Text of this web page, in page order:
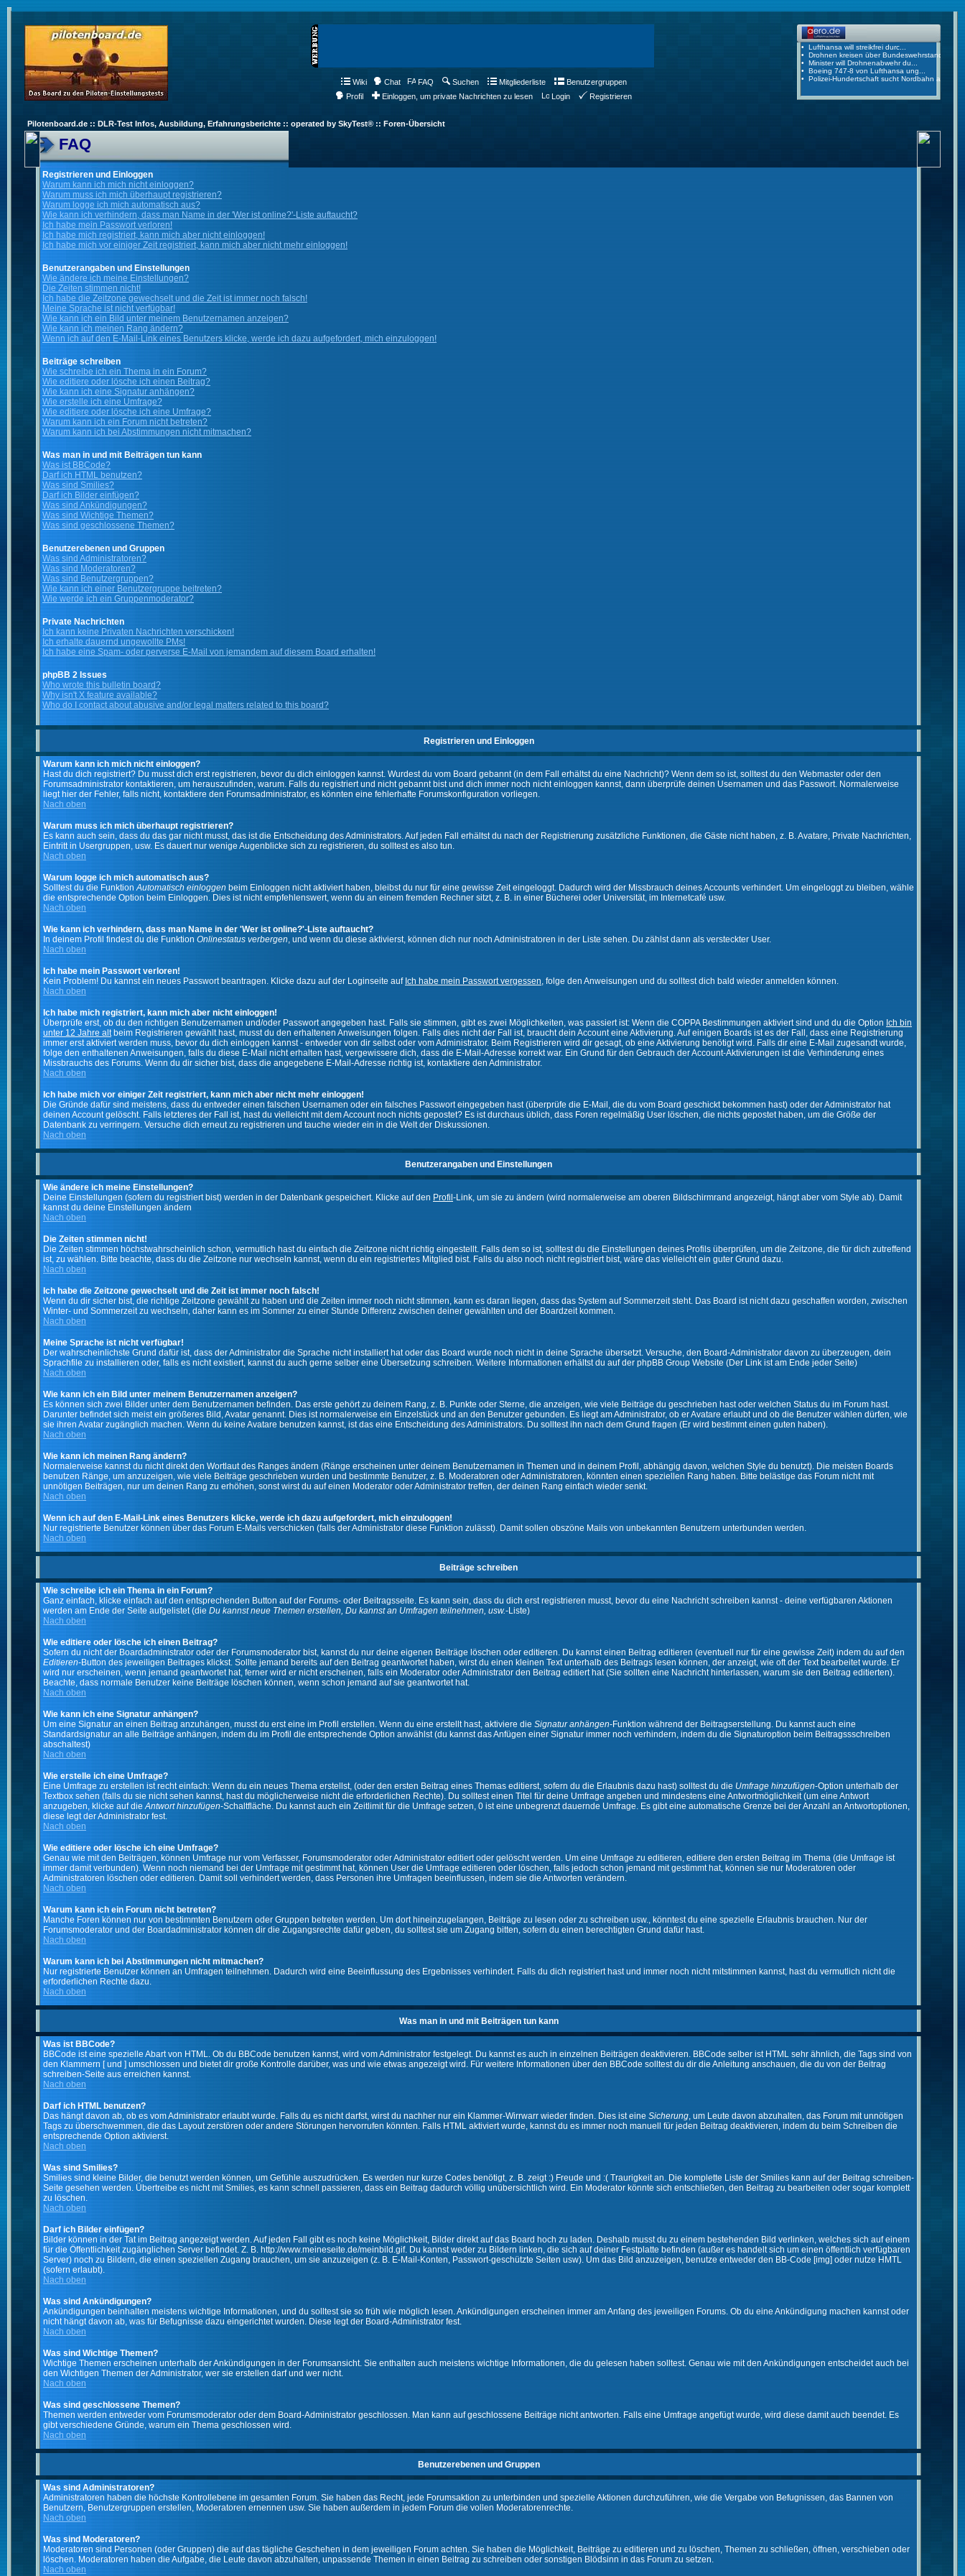
Wiki Chat FAQ Suchen Mitgliederliste
Benutzergruppen
Profil
Einloggen, um private Nachrichten zu lesen Login Registrieren
Pilotenboard.de :: DLR-Test Infos, Ausbildung, Erfahrungsberichte :: operated by SkyTest® :: Foren-Übersicht
FAQ
Registrieren und Einloggen
Warum kann ich mich nicht einloggen?
Warum muss ich mich überhaupt registrieren?
Warum logge ich mich automatisch aus?
Wie kann ich verhindern, dass man Name in der 'Wer ist online?'-Liste auftaucht?
Ich habe mein Passwort verloren!
Ich habe mich registriert, kann mich aber nicht einloggen!
Ich habe mich vor einiger Zeit registriert, kann mich aber nicht mehr einloggen!
Benutzerangaben und Einstellungen
Wie ändere ich meine Einstellungen?
Die Zeiten stimmen nicht!
Ich habe die Zeitzone gewechselt und die Zeit ist immer noch falsch!
Meine Sprache ist nicht verfügbar!
Wie kann ich ein Bild unter meinem Benutzernamen anzeigen?
Wie kann ich meinen Rang ändern?
Wenn ich auf den E-Mail-Link eines Benutzers klicke, werde ich dazu aufgefordert, mich einzuloggen!
Beiträge schreiben
Wie schreibe ich ein Thema in ein Forum?
Wie editiere oder lösche ich einen Beitrag?
Wie kann ich eine Signatur anhängen?
Wie erstelle ich eine Umfrage?
Wie editiere oder lösche ich eine Umfrage?
Warum kann ich ein Forum nicht betreten?
Warum kann ich bei Abstimmungen nicht mitmachen?
Was man in und mit Beiträgen tun kann
Was ist BBCode?
Darf ich HTML benutzen?
Was sind Smilies?
Darf ich Bilder einfügen?
Was sind Ankündigungen?
Was sind Wichtige Themen?
Was sind geschlossene Themen?
Benutzerebenen und Gruppen
Was sind Administratoren?
Was sind Moderatoren?
Was sind Benutzergruppen?
Wie kann ich einer Benutzergruppe beitreten?
Wie werde ich ein Gruppenmoderator?
Private Nachrichten
Ich kann keine Privaten Nachrichten verschicken!
Ich erhalte dauernd ungewollte PMs!
Ich habe eine Spam- oder perverse E-Mail von jemandem auf diesem Board erhalten!
phpBB 2 Issues
Who wrote this bulletin board?
Why isn't X feature available?
Who do I contact about abusive and/or legal matters related to this board?
Registrieren und Einloggen
Warum kann ich mich nicht einloggen?
Hast du dich registriert? Du musst dich erst registrieren, bevor du dich einloggen kannst. Wurdest du vom Board gebannt (in dem Fall erhältst du eine Nachricht)? Wenn dem so ist, solltest du den Webmaster oder den
Forumsadministrator kontaktieren, um herauszufinden, warum. Falls du registriert und nicht gebannt bist und dich immer noch nicht einloggen kannst, dann überprüfe deinen Usernamen und das Passwort. Normalerweise
liegt hier der Fehler, falls nicht, kontaktiere den Forumsadministrator, es könnten eine fehlerhafte Forumskonfiguration vorliegen.
Nach oben
Warum muss ich mich überhaupt registrieren?
Es kann auch sein, dass du das gar nicht musst, das ist die Entscheidung des Administrators. Auf jeden Fall erhältst du nach der Registrierung zusätzliche Funktionen, die Gäste nicht haben, z. B. Avatare, Private Nachrichten,
Eintritt in Usergruppen, usw. Es dauert nur wenige Augenblicke sich zu registrieren, du solltest es also tun.
Nach oben
Warum logge ich mich automatisch aus?
Solltest du die FunktionAutomatisch einloggen beim Einloggen nicht aktiviert haben, bleibst du nur für eine gewisse Zeit eingeloggt. Dadurch wird der Missbrauch deines Accounts verhindert. Um eingeloggt zu bleiben, wähle
die entsprechende Option beim Einloggen. Dies ist nicht empfehlenswert, wenn du an einem fremden Rechner sitzt, z. B. in einer Bücherei oder Universität, im Internetcafé usw.
Nach oben
Wie kann ich verhindern, dass man Name in der 'Wer ist online?'-Liste auftaucht?
In deinem Profil findest du die Funktion Onlinestatus verbergen, und wenn du diese aktivierst, können dich nur noch Administratoren in der Liste sehen. Du zählst dann als versteckter User.
Nach oben
Ich habe mein Passwort verloren!
Kein Problem! Du kannst ein neues Passwort beantragen. Klicke dazu auf der Loginseite auf Ich habe mein Passwort vergessen, folge den Anweisungen und du solltest dich bald wieder anmelden können.
Nach oben
Ich habe mich registriert, kann mich aber nicht einloggen!
Überprüfe erst, ob du den richtigen Benutzernamen und/oder Passwort angegeben hast. Falls sie stimmen, gibt es zwei Möglichkeiten, was passiert ist: Wenn die COPPA Bestimmungen aktiviert sind und du die Option Ich bin
unter 12 Jahre altbeim Registrieren gewählt hast, musst du den erhaltenen Anweisungen folgen. Falls dies nicht der Fall ist, braucht dein Account eine Aktivierung. Auf einigen Boards ist es der Fall, dass eine Registrierung
immer erst aktiviert werden muss, bevor du dich einloggen kannst - entweder von dir selbst oder vom Administrator. Beim Registrieren wird dir gesagt, ob eine Aktivierung benötigt wird. Falls dir eine E-Mail zugesandt wurde,
folge den enthaltenen Anweisungen, falls du diese E-Mail nicht erhalten hast, vergewissere dich, dass die E-Mail-Adresse korrekt war. Ein Grund für den Gebrauch der Account-Aktivierungen ist die Verhinderung eines
Missbrauchs des Forums. Wenn du dir sicher bist, dass die angegebene E-Mail-Adresse richtig ist, kontaktiere den Administrator.
Nach oben
Ich habe mich vor einiger Zeit registriert, kann mich aber nicht mehr einloggen!
Die Gründe dafür sind meistens, dass du entweder einen falschen Usernamen oder ein falsches Passwort eingegeben hast (überprüfe die E-Mail, die du vom Board geschickt bekommen hast) oder der Administrator hat
deinen Account gelöscht. Falls letzteres der Fall ist, hast du vielleicht mit dem Account noch nichts gepostet? Es ist durchaus üblich, dass Foren regelmäßig User löschen, die nichts gepostet haben, um die Größe der
Datenbank zu verringern. Versuche dich erneut zu registrieren und tauche wieder ein in die Welt der Diskussionen.
Nach oben
Benutzerangaben und Einstellungen
Wie ändere ich meine Einstellungen?
Deine Einstellungen (sofern du registriert bist) werden in der Datenbank gespeichert. Klicke auf den Profil -Link, um sie zu ändern (wird normalerweise am oberen Bildschirmrand angezeigt, hängt aber vom Style ab). Damit
kannst du deine Einstellungen ändern
Nach oben
Die Zeiten stimmen nicht!
Die Zeiten stimmen höchstwahrscheinlich schon, vermutlich hast du einfach die Zeitzone nicht richtig eingestellt. Falls dem so ist, solltest du die Einstellungen deines Profils überprüfen, um die Zeitzone, die für dich zutreffend
ist, zu wählen. Bitte beachte, dass du die Zeitzone nur wechseln kannst, wenn du ein registriertes Mitglied bist. Falls du also noch nicht registriert bist, wäre das vielleicht ein guter Grund dazu.
Nach oben
Ich habe die Zeitzone gewechselt und die Zeit ist immer noch falsch!
Wenn du dir sicher bist, die richtige Zeitzone gewählt zu haben und die Zeiten immer noch nicht stimmen, kann es daran liegen, dass das System auf Sommerzeit steht. Das Board ist nicht dazu geschaffen worden, zwischen
Winter- und Sommerzeit zu wechseln, daher kann es im Sommer zu einer Stunde Differenz zwischen deiner gewählten und der Boardzeit kommen.
Nach oben
Meine Sprache ist nicht verfügbar!
Der wahrscheinlichste Grund dafür ist, dass der Administrator die Sprache nicht installiert hat oder das Board wurde noch nicht in deine Sprache übersetzt. Versuche, den Board-Administrator davon zu überzeugen, dein
Sprachfile zu installieren oder, falls es nicht existiert, kannst du auch gerne selber eine Übersetzung schreiben. Weitere Informationen erhältst du auf der phpBB Group Website (Der Link ist am Ende jeder Seite)
Nach oben
Wie kann ich ein Bild unter meinem Benutzernamen anzeigen?
Es können sich zwei Bilder unter dem Benutzernamen befinden. Das erste gehört zu deinem Rang, z. B. Punkte oder Sterne, die anzeigen, wie viele Beiträge du geschrieben hast oder welchen Status du im Forum hast.
Darunter befindet sich meist ein größeres Bild, Avatar genannt. Dies ist normalerweise ein Einzelstück und an den Benutzer gebunden. Es liegt am Administrator, ob er Avatare erlaubt und ob die Benutzer wählen dürfen, wie
sie ihren Avatar zugänglich machen. Wenn du keine Avatare benutzen kannst, ist das eine Entscheidung des Administrators. Du solltest ihn nach dem Grund fragen (Er wird bestimmt einen guten haben).
Nach oben
Wie kann ich meinen Rang ändern?
Normalerweise kannst du nicht direkt den Wortlaut des Ranges ändern (Ränge erscheinen unter deinem Benutzernamen in Themen und in deinem Profil, abhängig davon, welchen Style du benutzt). Die meisten Boards
benutzen Ränge, um anzuzeigen, wie viele Beiträge geschrieben wurden und bestimmte Benutzer, z. B. Moderatoren oder Administratoren, könnten einen speziellen Rang haben. Bitte belästige das Forum nicht mit
unnötigen Beiträgen, nur um deinen Rang zu erhöhen, sonst wirst du auf einen Moderator oder Administrator treffen, der deinen Rang einfach wieder senkt.
Nach oben
Wenn ich auf den E-Mail-Link eines Benutzers klicke, werde ich dazu aufgefordert, mich einzuloggen!
Nur registrierte Benutzer können über das Forum E-Mails verschicken (falls der Administrator diese Funktion zulässt). Damit sollen obszöne Mails von unbekannten Benutzern unterbunden werden.
Nach oben
Beiträge schreiben
Wie schreibe ich ein Thema in ein Forum?
Ganz einfach, klicke einfach auf den entsprechenden Button auf der Forums- oder Beitragsseite. Es kann sein, dass du dich erst registrieren musst, bevor du eine Nachricht schreiben kannst - deine verfügbaren Aktionen
werden am Ende der Seite aufgelistet (die Du kannst neue Themen erstellen, Du kannst an Umfragen teilnehmen, usw.-Liste)
Nach oben
Wie editiere oder lösche ich einen Beitrag?
Sofern du nicht der Boardadministrator oder der Forumsmoderator bist, kannst du nur deine eigenen Beiträge löschen oder editieren. Du kannst einen Beitrag editieren (eventuell nur für eine gewisse Zeit) indem du auf den
Editieren-Button des jeweiligen Beitrages klickst. Sollte jemand bereits auf den Beitrag geantwortet haben, wirst du einen kleinen Text unterhalb des Beitrags lesen können, der anzeigt, wie oft der Text bearbeitet wurde. Er
wird nur erscheinen, wenn jemand geantwortet hat, ferner wird er nicht erscheinen, falls ein Moderator oder Administrator den Beitrag editiert hat (Sie sollten eine Nachricht hinterlassen, warum sie den Beitrag editierten).
Beachte, dass normale Benutzer keine Beiträge löschen können, wenn schon jemand auf sie geantwortet hat.
Nach oben
Wie kann ich eine Signatur anhängen?
Um eine Signatur an einen Beitrag anzuhängen, musst du erst eine im Profil erstellen. Wenn du eine erstellt hast, aktiviere die Signatur anhängen-Funktion während der Beitragserstellung. Du kannst auch eine
Standardsignatur an alle Beiträge anhängen, indem du im Profil die entsprechende Option anwählst (du kannst das Anfügen einer Signatur immer noch verhindern, indem du die Signaturoption beim Beitragssschreiben
abschaltest)
Nach oben
Wie erstelle ich eine Umfrage?
Eine Umfrage zu erstellen ist recht einfach: Wenn du ein neues Thema erstellst, (oder den ersten Beitrag eines Themas editierst, sofern du die Erlaubnis dazu hast) solltest du die Umfrage hinzufügen-Option unterhalb der
Textbox sehen (falls du sie nicht sehen kannst, hast du möglicherweise nicht die erforderlichen Rechte). Du solltest einen Titel für deine Umfrage angeben und mindestens eine Antwortmöglichkeit (um eine Antwort
anzugeben, klicke auf dieAntwort hinzufügen-Schaltfläche. Du kannst auch ein Zeitlimit für die Umfrage setzen, 0 ist eine unbegrenzt dauernde Umfrage. Es gibt eine automatische Grenze bei der Anzahl an Antwortoptionen,
diese legt der Administrator fest.
Nach oben
Wie editiere oder lösche ich eine Umfrage?
Genau wie mit den Beiträgen, können Umfrage nur vom Verfasser, Forumsmoderator oder Administrator editiert oder gelöscht werden. Um eine Umfrage zu editieren, editiere den ersten Beitrag im Thema (die Umfrage ist
immer damit verbunden). Wenn noch niemand bei der Umfrage mit gestimmt hat, können User die Umfrage editieren oder löschen, falls jedoch schon jemand mit gestimmt hat, können sie nur Moderatoren oder
Administratoren löschen oder editieren. Damit soll verhindert werden, dass Personen ihre Umfragen beeinflussen, indem sie die Antworten verändern.
Nach oben
Warum kann ich ein Forum nicht betreten?
Manche Foren können nur von bestimmten Benutzern oder Gruppen betreten werden. Um dort hineinzugelangen, Beiträge zu lesen oder zu schreiben usw., könntest du eine spezielle Erlaubnis brauchen. Nur der
Forumsmoderator und der Boardadministrator können dir die Zugangsrechte dafür geben, du solltest sie um Zugang bitten, sofern du einen berechtigten Grund dafür hast.
Nach oben
Warum kann ich bei Abstimmungen nicht mitmachen?
Nur registrierte Benutzer können an Umfragen teilnehmen. Dadurch wird eine Beeinflussung des Ergebnisses verhindert. Falls du dich registriert hast und immer noch nicht mitstimmen kannst, hast du vermutlich nicht die
erforderlichen Rechte dazu.
Nach oben
Was man in und mit Beiträgen tun kann
Was ist BBCode?
BBCode ist eine spezielle Abart von HTML. Ob du BBCode benutzen kannst, wird vom Administrator festgelegt. Du kannst es auch in einzelnen Beiträgen deaktivieren. BBCode selber ist HTML sehr ähnlich, die Tags sind von
den Klammern [ und ] umschlossen und bietet dir große Kontrolle darüber, was und wie etwas angezeigt wird. Für weitere Informationen über den BBCode solltest du dir die Anleitung anschauen, die du von der Beitrag
schreiben-Seite aus erreichen kannst.
Nach oben
Darf ich HTML benutzen?
Das hängt davon ab, ob es vom Administrator erlaubt wurde. Falls du es nicht darfst, wirst du nachher nur ein Klammer-Wirrwarr wieder finden. Dies ist eine Sicherung, um Leute davon abzuhalten, das Forum mit unnötigen
Tags zu überschwemmen, die das Layout zerstören oder andere Störungen hervorrufen könnten. Falls HTML aktiviert wurde, kannst du es immer noch manuell für jeden Beitrag deaktivieren, indem du beim Schreiben die
entsprechende Option aktivierst.
Nach oben
Was sind Smilies?
Smilies sind kleine Bilder, die benutzt werden können, um Gefühle auszudrücken. Es werden nur kurze Codes benötigt, z. B. zeigt :) Freude und :( Traurigkeit an. Die komplette Liste der Smilies kann auf der Beitrag schreiben-
Seite gesehen werden. Übertreibe es nicht mit Smilies, es kann schnell passieren, dass ein Beitrag dadurch völlig unübersichtlich wird. Ein Moderator könnte sich entschließen, den Beitrag zu bearbeiten oder sogar komplett
zu löschen.
Nach oben
Darf ich Bilder einfügen?
Bilder können in der Tat im Beitrag angezeigt werden. Auf jeden Fall gibt es noch keine Möglichkeit, Bilder direkt auf das Board hoch zu laden. Deshalb musst du zu einem bestehenden Bild verlinken, welches sich auf einem
für die Öffentlichkeit zugänglichen Server befindet. Z. B. http://www.meineseite.de/meinbild.gif. Du kannst weder zu Bildern linken, die sich auf deiner Festplatte befinden (außer es handelt sich um einen öffentlich verfügbaren
Server) noch zu Bildern, die einen speziellen Zugang brauchen, um sie anzuzeigen (z. B. E-Mail-Konten, Passwort-geschützte Seiten usw). Um das Bild anzuzeigen, benutze entweder den BB-Code [img] oder nutze HMTL
(sofern erlaubt).
Nach oben
Was sind Ankündigungen?
Ankündigungen beinhalten meistens wichtige Informationen, und du solltest sie so früh wie möglich lesen. Ankündigungen erscheinen immer am Anfang des jeweiligen Forums. Ob du eine Ankündigung machen kannst oder
nicht hängt davon ab, was für Befugnisse dazu eingerichtet wurden. Diese legt der Board-Administrator fest.
Nach oben
Was sind Wichtige Themen?
Wichtige Themen erscheinen unterhalb der Ankündigungen in der Forumsansicht. Sie enthalten auch meistens wichtige Informationen, die du gelesen haben solltest. Genau wie mit den Ankündigungen entscheidet auch bei
den Wichtigen Themen der Administrator, wer sie erstellen darf und wer nicht.
Nach oben
Was sind geschlossene Themen?
Themen werden entweder vom Forumsmoderator oder dem Board-Administrator geschlossen. Man kann auf geschlossene Beiträge nicht antworten. Falls eine Umfrage angefügt wurde, wird diese damit auch beendet. Es
gibt verschiedene Gründe, warum ein Thema geschlossen wird.
Nach oben
Benutzerebenen und Gruppen
Was sind Administratoren?
Administratoren haben die höchste Kontrollebene im gesamten Forum. Sie haben das Recht, jede Forumsaktion zu unterbinden und spezielle Aktionen durchzuführen, wie die Vergabe von Befugnissen, das Bannen von
Benutzern, Benutzergruppen erstellen, Moderatoren ernennen usw. Sie haben außerdem in jedem Forum die vollen Moderatorenrechte.
Nach oben
Was sind Moderatoren?
Moderatoren sind Personen (oder Gruppen) die auf das tägliche Geschehen in dem jeweiligen Forum achten. Sie haben die Möglichkeit, Beiträge zu editieren und zu löschen, Themen zu schließen, öffnen, verschieben oder
löschen. Moderatoren haben die Aufgabe, die Leute davon abzuhalten, unpassende Themen in einen Beitrag zu schreiben oder sonstigen Blödsinn in das Forum zu setzen.
Nach oben